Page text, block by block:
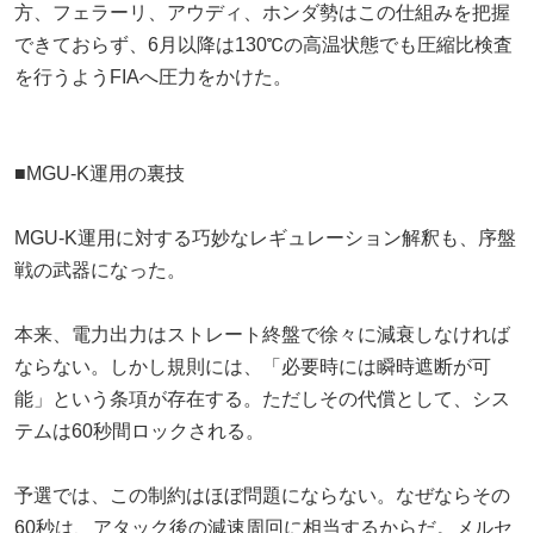
方、フェラーリ、アウディ、ホンダ勢はこの仕組みを把握
できておらず、6月以降は130℃の高温状態でも圧縮比検査
を行うようFIAへ圧力をかけた。
■MGU-K運用の裏技
MGU-K運用に対する巧妙なレギュレーション解釈も、序盤
戦の武器になった。
本来、電力出力はストレート終盤で徐々に減衰しなければ
ならない。しかし規則には、「必要時には瞬時遮断が可
能」という条項が存在する。ただしその代償として、シス
テムは60秒間ロックされる。
予選では、この制約はほぼ問題にならない。なぜならその
60秒は、アタック後の減速周回に相当するからだ。メルセ